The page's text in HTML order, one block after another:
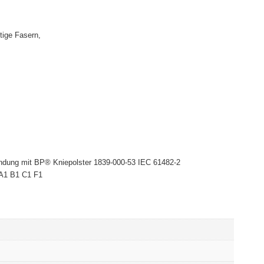
Fasern,
mit BP® Kniepolster 1839-000-53 IEC 61482-2
B1 C1 F1